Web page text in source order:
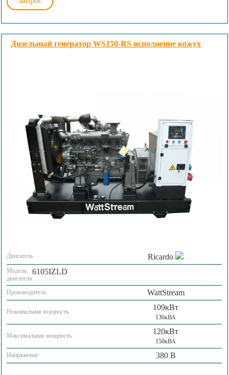
Дизельный генератор WS150-RS исполнение кожух
Двигатель Ricardo
Модель
двигателя
6105IZLD
Производитель WattStream
Номинальная мощность 109кВт
136кВА
Максимальная мощность 120кВт
150кВА
Напряжение
380 В